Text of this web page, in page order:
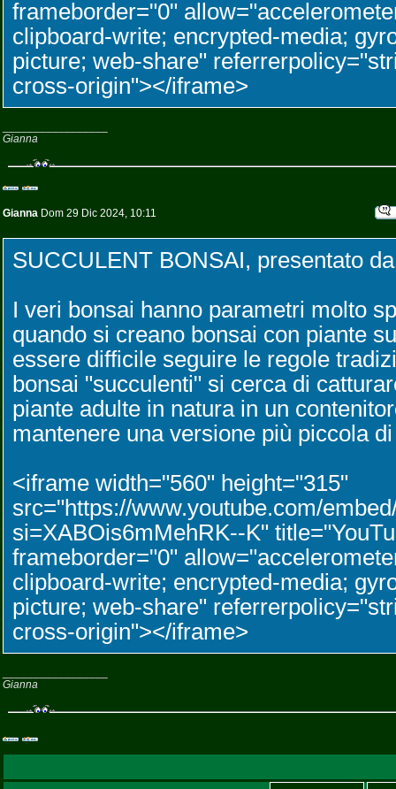
frameborder="0"
clipboard-write; encrypted-media;
picture; web-share"
cross-origin"></iframe>
Gianna
Gianna Dom 29 Dic 2024, 10:11
SUCCULENT BONSAI, presentato
I veri bonsai hanno parametri molto
quando si creano bonsai con piante
essere difficile seguire le regole
bonsai "succulenti" si cerca di
piante adulte in natura in un
mantenere una versione più piccola
<iframe width="560" height="315"
src="https://www.youtube.com/
si=XABOis6mMehRK--K"
frameborder="0"
clipboard-write; encrypted-media;
picture; web-share"
cross-origin"></iframe>
Gianna